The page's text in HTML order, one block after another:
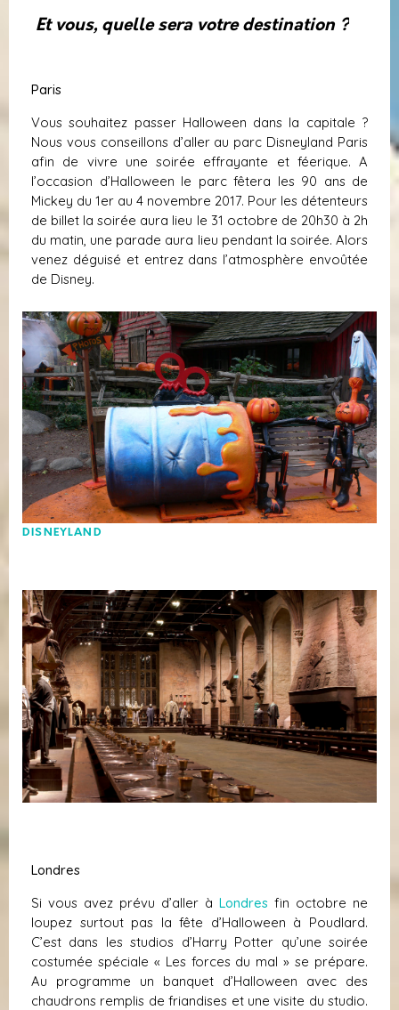
Et vous, quelle sera votre destination ?
Paris
Vous souhaitez passer Halloween dans la capitale ?
Nous vous conseillons d’aller au parc Disneyland Paris
afin de vivre une soirée effrayante et féerique. A
l’occasion d’Halloween le parc fêtera les 90 ans de
Mickey du 1er au 4 novembre 2017. Pour les détenteurs
de billet la soirée aura lieu le 31 octobre de 20h30 à 2h
du matin, une parade aura lieu pendant la soirée. Alors
venez déguisé et entrez dans l’atmosphère envoûtée
de Disney.
DISNEYLAND
Londres
Si vous avez prévu d’aller à Londres fin octobre ne
loupez surtout pas la fête d’Halloween à Poudlard.
C’est dans les studios d’Harry Potter qu’une soirée
costumée spéciale « Les forces du mal » se prépare.
Au programme un banquet d’Halloween avec des
chaudrons remplis de friandises et une visite du studio.